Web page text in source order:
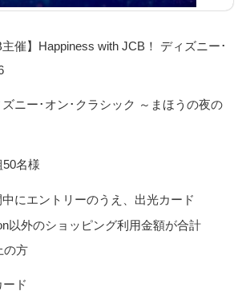
主催】Happiness with JCB！ ディズニー･
ズニー･オン･クラシック ～まほうの夜の
50名様
にエントリーのうえ、出光カード
以外のショッピング利用金額が合計
の方
ード